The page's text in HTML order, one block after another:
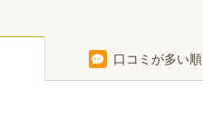
口コミが多い順